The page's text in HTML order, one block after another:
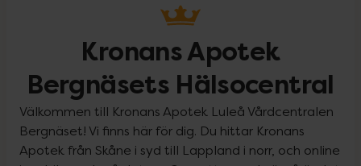
Kronans Apotek
Bergnäsets Hälsocentral
Välkommen till Kronans Apotek Luleå Vårdcentralen
Bergnäset! Vi finns här för dig. Du hittar Kronans
Apotek från Skåne i syd till Lappland i norr, och online